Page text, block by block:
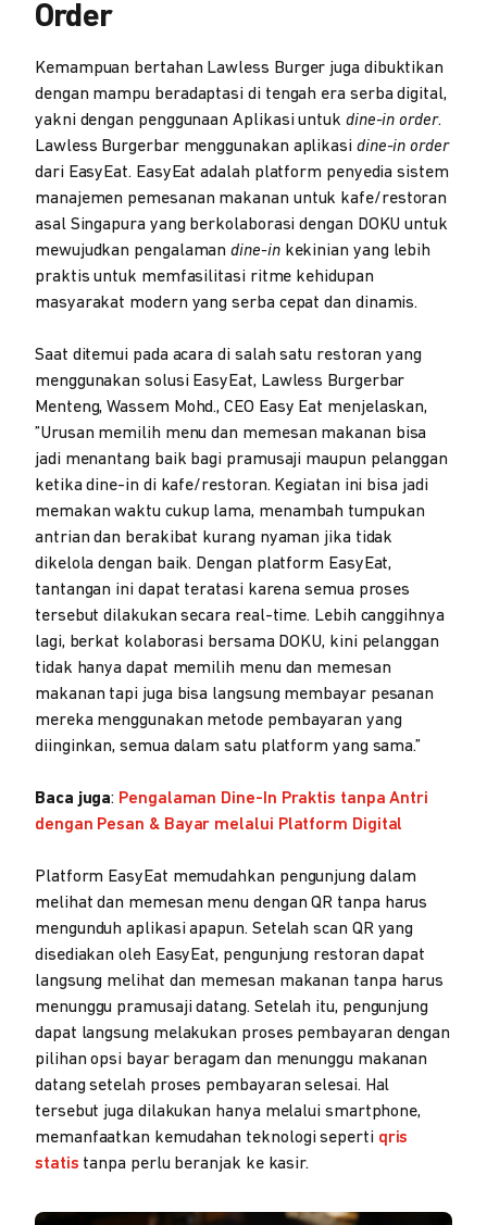
Order
Kemampuan bertahan Lawless Burger juga dibuktikan
dengan mampu beradaptasi di tengah era serba digital,
yakni dengan penggunaan Aplikasi untuk dine-in order.
Lawless Burgerbar menggunakan aplikasi dine-in order
dari EasyEat. EasyEat adalah platform penyedia sistem
manajemen pemesanan makanan untuk kafe/restoran
asal Singapura yang berkolaborasi dengan DOKU untuk
mewujudkan pengalamandine-inkekinian yang lebih
praktis untuk memfasilitasi ritme kehidupan
masyarakat modern yang serba cepat dan dinamis.
Saat ditemui pada acara di salah satu restoran yang
menggunakan solusi EasyEat, Lawless Burgerbar
Menteng, Wassem Mohd., CEO Easy Eat menjelaskan,
”Urusan memilih menu dan memesan makanan bisa
jadi menantang baik bagi pramusaji maupun pelanggan
ketika dine-in di kafe/restoran. Kegiatan ini bisa jadi
memakan waktu cukup lama, menambah tumpukan
antrian dan berakibat kurang nyaman jika tidak
dikelola dengan baik. Dengan platform EasyEat,
tantangan ini dapat teratasi karena semua proses
tersebut dilakukan secara real-time. Lebih canggihnya
lagi, berkat kolaborasi bersama DOKU, kini pelanggan
tidak hanya dapat memilih menu dan memesan
makanan tapi juga bisa langsung membayar pesanan
mereka menggunakan metode pembayaran yang
diinginkan, semua dalam satu platform yang sama.”
Baca juga: Pengalaman Dine-In Praktis tanpa Antri
dengan Pesan & Bayar melalui Platform Digital
Platform EasyEat memudahkan pengunjung dalam
melihat dan memesan menu dengan QR tanpa harus
mengunduh aplikasi apapun. Setelah scan QR yang
disediakan oleh EasyEat, pengunjung restoran dapat
langsung melihat dan memesan makanan tanpa harus
menunggu pramusaji datang. Setelah itu, pengunjung
dapat langsung melakukan proses pembayaran dengan
pilihan opsi bayar beragam dan menunggu makanan
datang setelah proses pembayaran selesai. Hal
tersebut juga dilakukan hanya melalui smartphone,
memanfaatkan kemudahan teknologi seperti qris
statis tanpa perlu beranjak ke kasir.